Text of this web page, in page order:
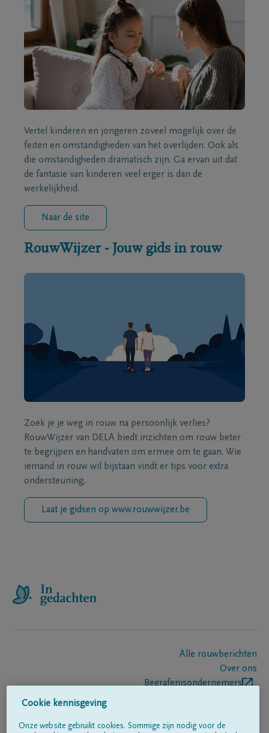
Vertel kinderen en jongeren zoveel mogelijk over de
feiten en omstandigheden van het overlijden. Ook als
die omstandigheden dramatisch zijn. Ga ervan uit dat
de fantasie van kinderen veel erger is dan de
werkelijkheid.
Naar de site
RouwWijzer - Jouw gids in rouw
Zoek je je weg in rouw na persoonlijk verlies?
RouwWijzer van DELA biedt inzichten om rouw beter
te begrijpen en handvaten om ermee om te gaan. Wie
iemand in rouw wil bijstaan vindt er tips voor extra
ondersteuning.
Laat je gidsen op www.rouwwijzer.be
Alle rouwberichten
Over ons
Begrafenisondernemers
Cookie kennisgeving
Onze website gebruikt cookies. Sommige zijn nodig voor de